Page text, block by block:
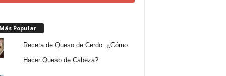
Popular
Receta de Queso de Cerdo: ¿Cómo
Hacer Queso de Cabeza?